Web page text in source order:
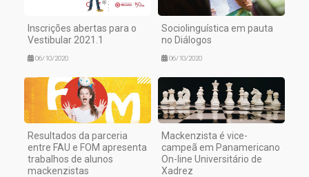
Inscrições abertas para o
Vestibular 2021.1
06/10/2020
Sociolinguística em pauta
no Diálogos
06/10/2020
Resultados da parceria
entre FAU e FOM apresenta
trabalhos de alunos
mackenzistas
Mackenzista é vice-
campeã em Panamericano
On-line Universitário de
Xadrez